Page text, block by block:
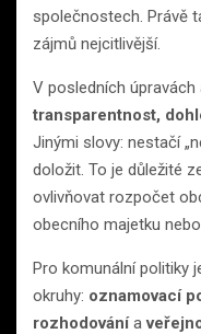
společnostech. Právě
zájmů nejcitlivější.
V posledních
transparentnost,
Jinými slovy: nestačí
doložit. To je důležité
ovlivňovat rozpočet
obecního majetku
Pro komunální politiky
okruhy: oznamovací
rozhodovánía